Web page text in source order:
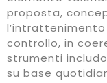
proposta,
controllo, in
strumenti
su base